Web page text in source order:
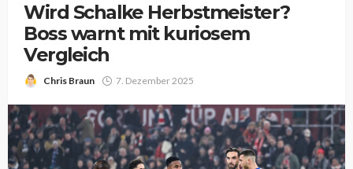
Wird Schalke Herbstmeister?
Boss warnt mit kuriosem
Vergleich
Chris Braun 7. Dezember 2025